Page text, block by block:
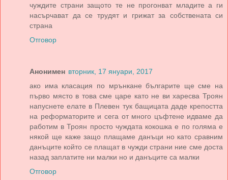
чуждите страни защото те не прогонват младите а ги
насърчават да се трудят и грижат за собствената си
страна
Отговор
Анонимен вторник, 17 януари, 2017
ако има класация по мрънкане българите ще сме на
първо място в това сме царе като не ви харесва Троян
напуснете елате в Плевен тук бащицата даде крепостта
на реформаторите и сега от много цъфтене идваме да
работим в Троян просто чуждата кокошка е по голяма е
някой ще каже защо плащаме данъци но като сравним
данъците който се плащат в чужди страни ние сме доста
назад заплатите ни малки но и данъците са малки
Отговор